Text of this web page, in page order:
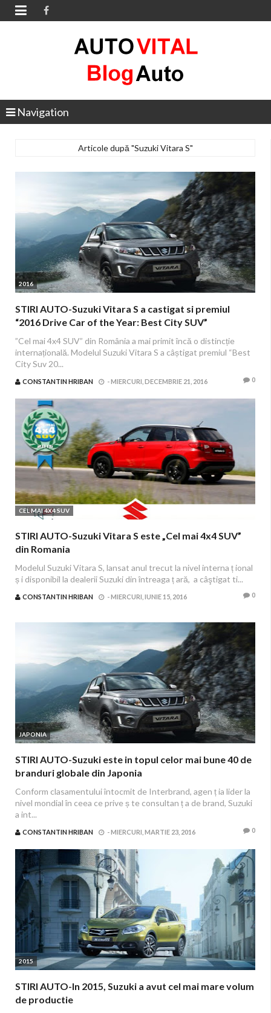

Navigation
Articole după "Suzuki Vitara S"
2016
STIRI AUTO-Suzuki Vitara S a castigat si premiul
“2016 Drive Car of the Year: Best City SUV”
”Cel mai 4x4 SUV” din România a mai primit încă o distincție
internațională. Modelul Suzuki Vitara S a câștigat premiul “Best
City Suv 20...
CONSTANTIN HRIBAN -MIERCURI, DECEMBRIE 21, 2016 0
CEL MAI 4X4 SUV
STIRI AUTO-Suzuki Vitara S este „Cel mai 4x4 SUV”
din Romania
Modelul Suzuki Vitara S, lansat anul trecut la nivel interna ț ional
ș i disponibil la dealerii Suzuki din întreaga ț ară, a câştigat ti...
CONSTANTIN HRIBAN -MIERCURI, IUNIE 15, 2016 0
JAPONIA
STIRI AUTO-Suzuki este in topul celor mai bune 40 de
branduri globale din Japonia
Conform clasamentului întocmit de Interbrand, agen ț ia lider la
nivel mondial în ceea ce prive ș te consultan ț a de brand, Suzuki
a int...
CONSTANTIN HRIBAN -MIERCURI, MARTIE 23, 2016 0
2015
STIRI AUTO-In 2015, Suzuki a avut cel mai mare volum
de productie